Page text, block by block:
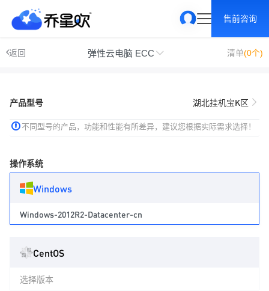
售前咨询
返回 弹性云电脑 ECC 清单(0个)
产品型号 湖北挂机宝K区
不同型号的产品，功能和性能有所差异，建议您根据实际需求选择！
操作系统
Windows
Windows-2012R2-Datacenter-cn
CentOS
选择版本